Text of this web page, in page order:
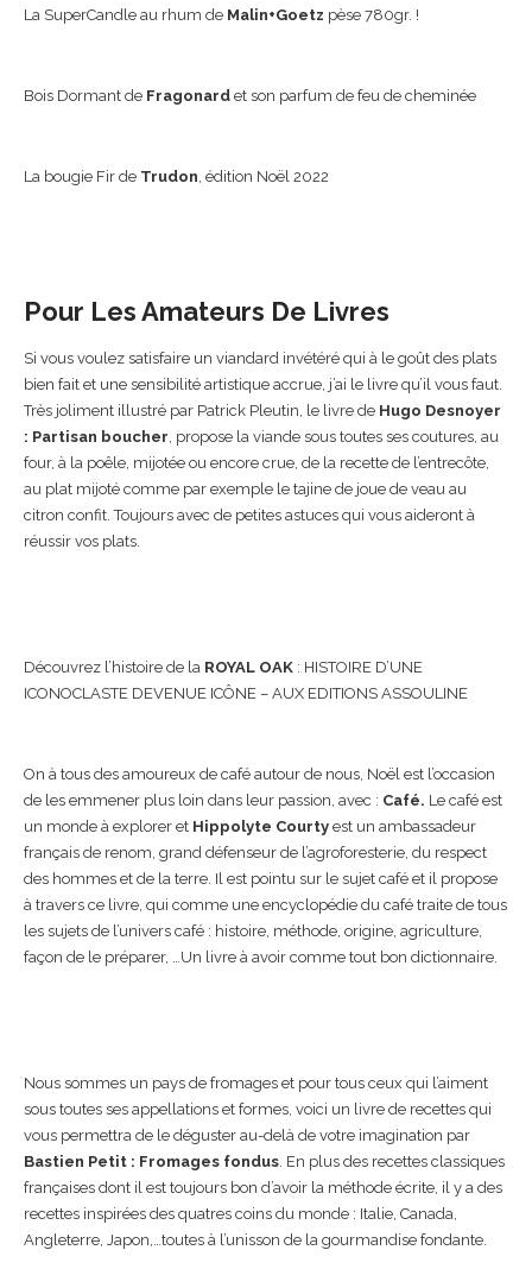
La SuperCandle au rhum de Malin+Goetz pèse 780gr. !
Bois Dormant de Fragonard et son parfum de feu de cheminée
La bougie Fir de Trudon , édition Noël 2022
Pour Les Amateurs De Livres
Si vous voulez satisfaire un viandard invétéré qui à le goût des plats
bien fait et une sensibilité artistique accrue, j’ai le livre qu’il vous faut.
Très joliment illustré par Patrick Pleutin, le livre de Hugo Desnoyer
: Partisan boucher , propose la viande sous toutes ses coutures, au
four, à la poêle, mijotée ou encore crue, de la recette de l’entrecôte,
au plat mijoté comme par exemple le tajine de joue de veau au
citron confit. Toujours avec de petites astuces qui vous aideront à
réussir vos plats.
Découvrez l’histoire de la ROYAL OAK : HISTOIRE D’UNE
ICONOCLASTE DEVENUE ICÔNE – AUX EDITIONS ASSOULINE
On à tous des amoureux de café autour de nous, Noël est l’occasion
de les emmener plus loin dans leur passion, avec : Café. Le café est
un monde à explorer et Hippolyte Courty est un ambassadeur
français de renom, grand défenseur de l’agroforesterie, du respect
des hommes et de la terre. Il est pointu sur le sujet café et il propose
à travers ce livre, qui comme une encyclopédie du café traite de tous
les sujets de l’univers café : histoire, méthode, origine, agriculture,
façon de le préparer, …Un livre à avoir comme tout bon dictionnaire.
Nous sommes un pays de fromages et pour tous ceux qui l’aiment
sous toutes ses appellations et formes, voici un livre de recettes qui
vous permettra de le déguster au-delà de votre imagination par
Bastien Petit : Fromages fondus . En plus des recettes classiques
françaises dont il est toujours bon d’avoir la méthode écrite, il y a des
recettes inspirées des quatres coins du monde : Italie, Canada,
Angleterre, Japon,…toutes à l’unisson de la gourmandise fondante.